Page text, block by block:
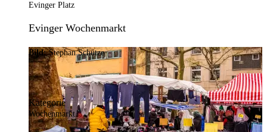
Evinger Platz
Evinger Wochenmarkt
Bild:Stephan Schütze
Kategorie
Wochenmarkt